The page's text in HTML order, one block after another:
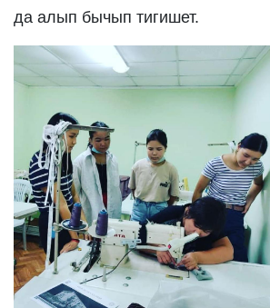
да алып бычып тигишет.